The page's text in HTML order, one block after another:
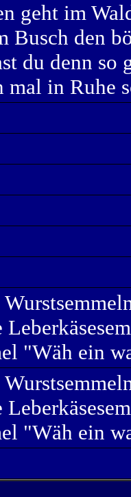
geht im
Busch den
du denn so
in Ruhe
"Wäh ein
"Wäh ein